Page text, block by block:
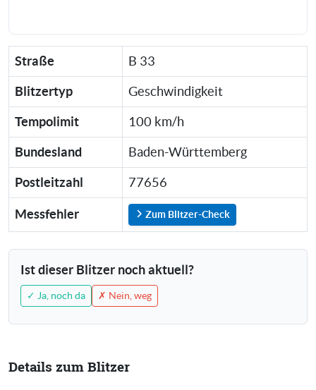
Straße B 33
Blitzertyp Geschwindigkeit
Tempolimit 100 km/h
Bundesland Baden-Württemberg
Postleitzahl 77656
Messfehler Zum Blitzer-Check
Ist dieser Blitzer noch aktuell?
✓ Ja, noch da ✗ Nein, weg
Details zum Blitzer